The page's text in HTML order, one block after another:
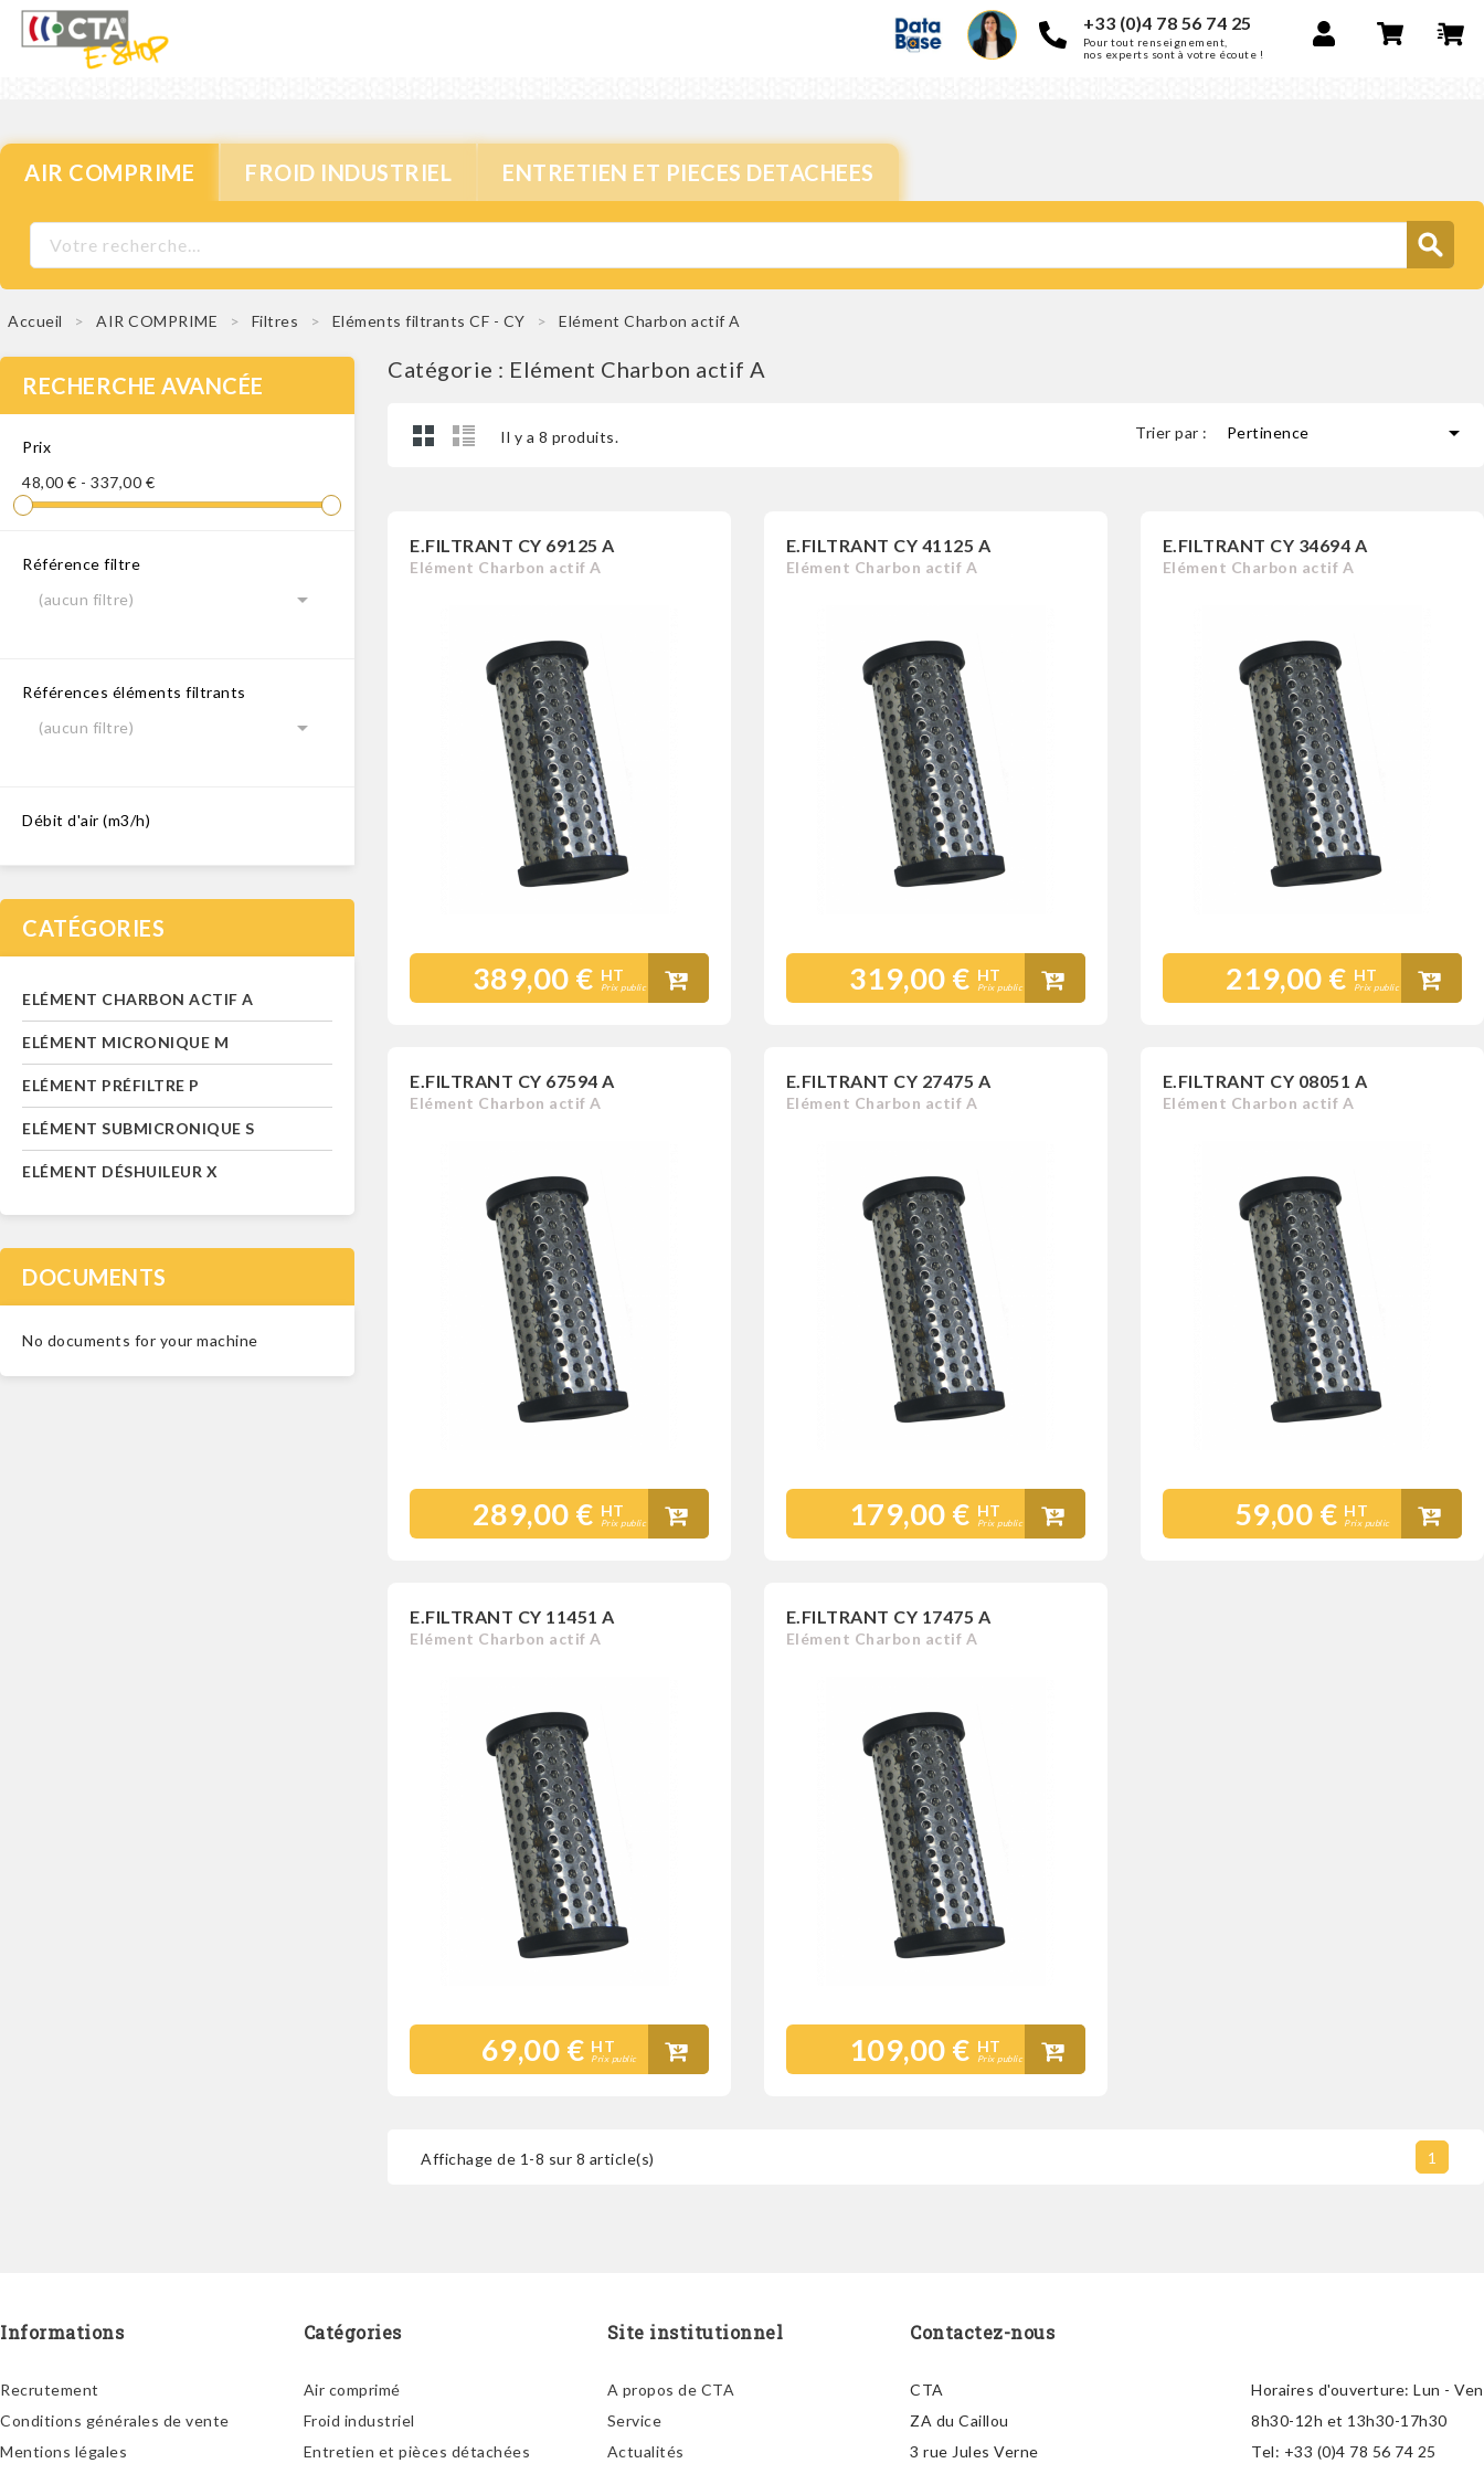
+33 (0)4 78 56 74 25
Pour tout renseignement,
nos experts sont à votre écoute !
AIR COMPRIME FROID INDUSTRIEL ENTRETIEN ET PIECES DETACHEES
Accueil AIR COMPRIME Filtres Eléments filtrants CF - CY Elément Charbon actif A
RECHERCHE AVANCÉE
Prix
48,00 € - 337,00 €
Référence filtre
(aucun filtre)

Références éléments filtrants
(aucun filtre)

Débit d'air (m3/h)
CATÉGORIES
ELÉMENT CHARBON ACTIF A
ELÉMENT MICRONIQUE M
ELÉMENT PRÉFILTRE P
ELÉMENT SUBMICRONIQUE S
ELÉMENT DÉSHUILEUR X
DOCUMENTS
No documents for your machine
Catégorie : Elément Charbon actif A
Il y a 8 produits. Trier par : Pertinence 
E.FILTRANT CY 69125 A
Elément Charbon actif A
389,00 € HT
Prix public
E.FILTRANT CY 41125 A
Elément Charbon actif A
319,00 € HT
Prix public
E.FILTRANT CY 34694 A
Elément Charbon actif A
219,00 € HT
Prix public
E.FILTRANT CY 67594 A
Elément Charbon actif A
289,00 € HT
Prix public
E.FILTRANT CY 27475 A
Elément Charbon actif A
179,00 € HT
Prix public
E.FILTRANT CY 08051 A
Elément Charbon actif A
59,00 € HT
Prix public
E.FILTRANT CY 11451 A
Elément Charbon actif A
69,00 € HT
Prix public
E.FILTRANT CY 17475 A
Elément Charbon actif A
109,00 € HT
Prix public
Affichage de 1-8 sur 8 article(s) 1
Informations
Recrutement
Conditions générales de vente
Mentions légales
Catégories
Air comprimé
Froid industriel
Entretien et pièces détachées
Site institutionnel
A propos de CTA
Service
Actualités
Contactez-nous
Horaires d'ouverture:Lun - Ven
8h30-12h et 13h30-17h30
Tel: +33 (0)4 78 56 74 25
CTA
ZA du Caillou
3 rue Jules Verne